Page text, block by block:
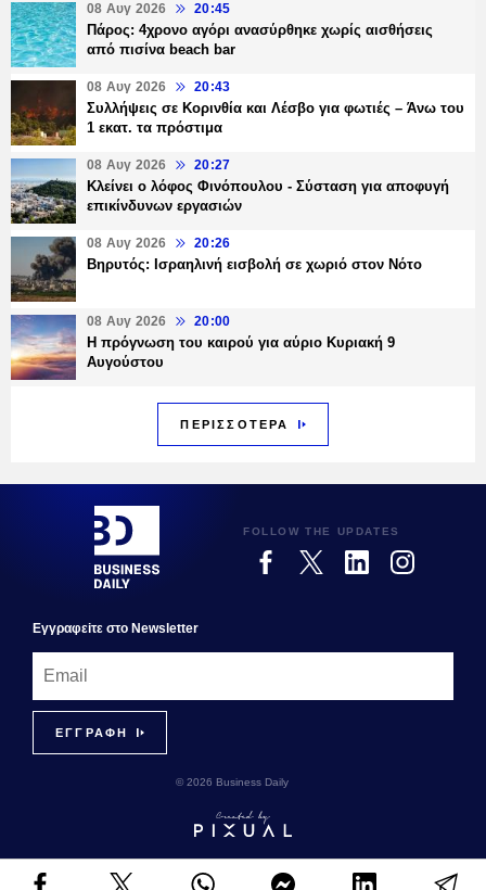
08 Αυγ 2026 20:45
Πάρος: 4χρονο αγόρι ανασύρθηκε χωρίς αισθήσεις
από πισίνα beach bar
08 Αυγ 2026 20:43
Συλλήψεις σε Κορινθία και Λέσβο για φωτιές – Άνω του
1 εκατ. τα πρόστιμα
08 Αυγ 2026 20:27
Κλείνει ο λόφος Φινόπουλου - Σύσταση για αποφυγή
επικίνδυνων εργασιών
08 Αυγ 2026 20:26
Βηρυτός: Ισραηλινή εισβολή σε χωριό στον Νότο
08 Αυγ 2026 20:00
Η πρόγνωση του καιρού για αύριο Κυριακή 9
Αυγούστου
ΠΕΡΙΣΣΟΤΕΡΑ
FOLLOW THE UPDATES
Εγγραφεiτε στο Newsletter
© 2026 Business Daily